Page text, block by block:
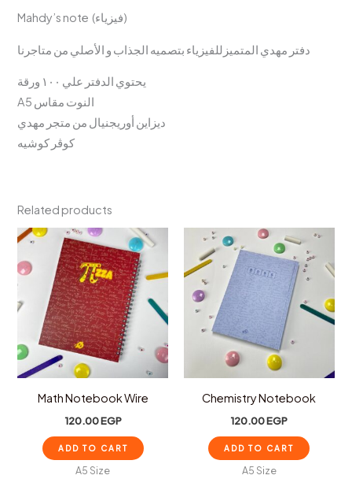
Mahdy’s note (فيزياء)
دفتر مهدي المتميزللفيزياء بتصميه الجذاب و الأصلي من متاجرنا
يحتوي الدفتر علي ١٠٠ ورقة
A5 النوت مقاس
ديزاين أوريجنيال من متجر مهدي
كوڤر كوشيه
Related products
Math Notebook Wire
120.00EGP
ADD TO CART
A5 Size
Chemistry Notebook
120.00EGP
ADD TO CART
A5 Size